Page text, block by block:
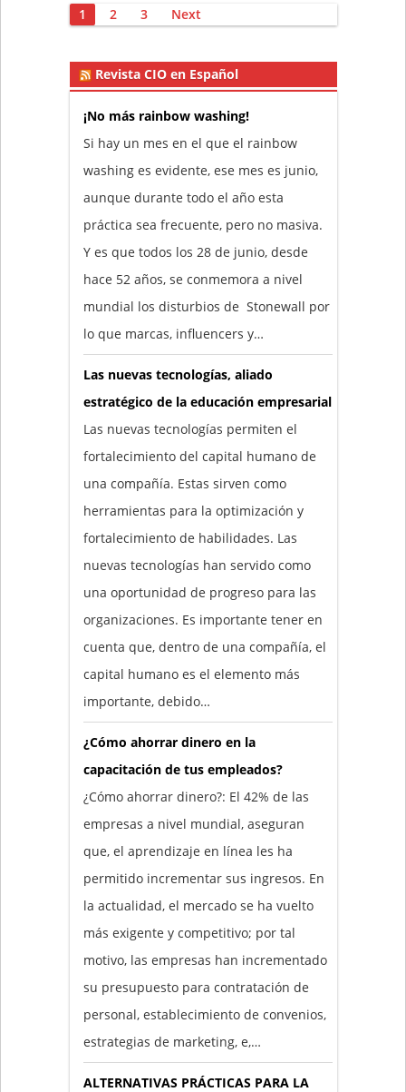
Posts
1 2 3 Next
Revista CIO en Español
¡No más rainbow washing!
Si hay un mes en el que el rainbow
washing es evidente, ese mes es junio,
aunque durante todo el año esta
práctica sea frecuente, pero no masiva.
Y es que todos los 28 de junio, desde
hace 52 años, se conmemora a nivel
mundial los disturbios de Stonewall por
lo que marcas, influencers y…
Las nuevas tecnologías, aliado
estratégico de la educación empresarial
Las nuevas tecnologías permiten el
fortalecimiento del capital humano de
una compañía. Estas sirven como
herramientas para la optimización y
fortalecimiento de habilidades. Las
nuevas tecnologías han servido como
una oportunidad de progreso para las
organizaciones. Es importante tener en
cuenta que, dentro de una compañía, el
capital humano es el elemento más
importante, debido…
¿Cómo ahorrar dinero en la
capacitación de tus empleados?
¿Cómo ahorrar dinero?: El 42% de las
empresas a nivel mundial, aseguran
que, el aprendizaje en línea les ha
permitido incrementar sus ingresos. En
la actualidad, el mercado se ha vuelto
más exigente y competitivo; por tal
motivo, las empresas han incrementado
su presupuesto para contratación de
personal, establecimiento de convenios,
estrategias de marketing, e,…
ALTERNATIVAS PRÁCTICAS PARA LA